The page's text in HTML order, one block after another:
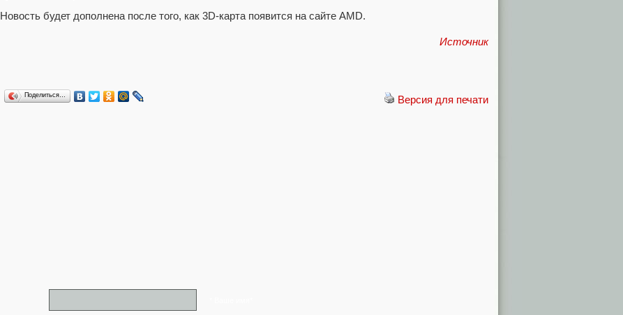
Новость будет дополнена после того, как 3D-карта появится на сайте AMD.
Источник
Версия для печати
Поделиться…